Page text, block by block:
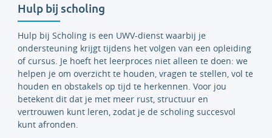
Hulp bij scholing
Hulp bij Scholing is een UWV-dienst waarbij je
ondersteuning krijgt tijdens het volgen van een opleiding
of cursus. Je hoeft het leerproces niet alleen te doen: we
helpen je om overzicht te houden, vragen te stellen, vol te
houden en obstakels op tijd te herkennen. Voor jou
betekent dit dat je met meer rust, structuur en
vertrouwen kunt leren, zodat je de scholing succesvol
kunt afronden.